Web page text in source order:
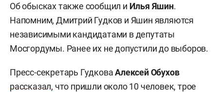
Об обысках также сообщил и Илья Яшин.
Напомним, Дмитрий Гудков и Яшин являются
независимыми кандидатами в депутаты
Мосгордумы. Ранее их не допустили до выборов.
Пресс-секретарь ГудковаАлексей Обухов
рассказал, что пришли около 10 человек, трое